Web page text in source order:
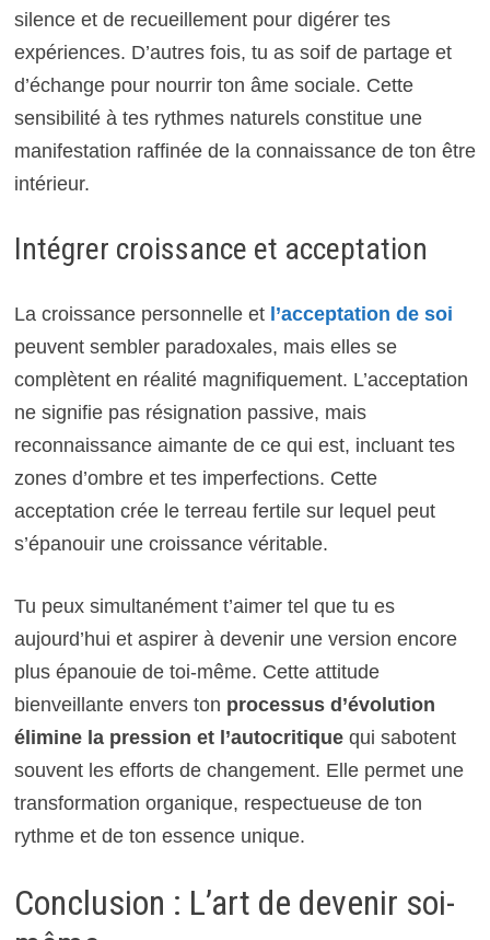
silence et de recueillement pour digérer tes
expériences. D’autres fois, tu as soif de partage et
d’échange pour nourrir ton âme sociale. Cette
sensibilité à tes rythmes naturels constitue une
manifestation raffinée de la connaissance de ton être
intérieur.
Intégrer croissance et acceptation
La croissance personnelle et l’acceptation de soi
peuvent sembler paradoxales, mais elles se
complètent en réalité magnifiquement. L’acceptation
ne signifie pas résignation passive, mais
reconnaissance aimante de ce qui est, incluant tes
zones d’ombre et tes imperfections. Cette
acceptation crée le terreau fertile sur lequel peut
s’épanouir une croissance véritable.
Tu peux simultanément t’aimer tel que tu es
aujourd’hui et aspirer à devenir une version encore
plus épanouie de toi-même. Cette attitude
bienveillante envers ton processus d’évolution
élimine la pression et l’autocritiquequi sabotent
souvent les efforts de changement. Elle permet une
transformation organique, respectueuse de ton
rythme et de ton essence unique.
Conclusion : L’art de devenir soi-